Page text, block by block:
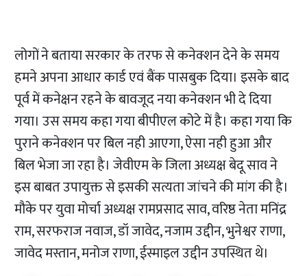
लोगों ने बताया सरकार के तरफ से कनेक्शन देने के समय
हमने अपना आधार कार्ड एवं बैंक पासबुक दिया। इसके बाद
पूर्व में कनेक्षन रहने के बावजूद नया कनेक्शन भी दे दिया
गया। उस समय कहा गया बीपीएल कोटे में है। कहा गया कि
पुराने कनेक्शन पर बिल नही आएगा, ऐसा नही हुआ और
बिल भेजा जा रहा है। जेवीएम के जिला अध्यक्ष बेदू साव ने
इस बाबत उपायुक्त से इसकी सत्यता जांचने की मांग की है।
मौके पर युवा मोर्चा अध्यक्ष रामप्रसाद साव, वरिष्ठ नेता मनिंद्र
राम, सरफराज नवाज, डॉ जावेद, नजाम उद्दीन, भुनेश्वर राणा,
जावेद मस्तान, मनोज राणा, ईस्माइल उद्दीन उपस्थित थे।